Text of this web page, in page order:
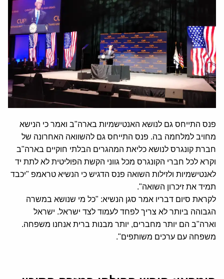
פנס התייחס גם לנושא האנטישמיות בארה"ב ואמר כי הנישא
מחויב למלחמה בה. פנס התייחס גם להשוואה האחרונה של
חברת קונגרס לנושא כליאת המהגרים הבלתי חוקיים בארה"ב
וקרא לכל חברי הקונגרס מכל גווני הקשת הפוליטית לא לתת יד
לאנטישמיות ולזילות השואה פנס הדגיש כי הנשיא טראמפ "יכבד
תמיד את זיכרון השואה".
לקראת סיום דבריו אמר סגן הנשיא: "כל מי שנושא במשרה
הגבוהה ביותר לא צריך לפחד לעמוד לצד ישראל. ישראל
וארה"ב הם יותר מחברים, יותר מבנות ברית אנחנו משפחה.
משפחה עם ערכים משותפים".